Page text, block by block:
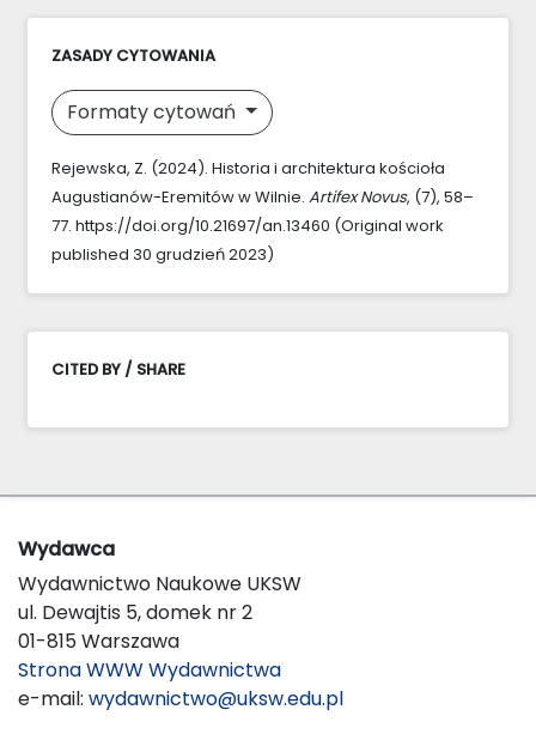
ZASADY CYTOWANIA
Formaty cytowań
Rejewska, Z. (2024). Historia i architektura kościoła
Augustianów-Eremitów w Wilnie. Artifex Novus, (7), 58–
77. https://doi.org/10.21697/an.13460 (Original work
published 30 grudzień 2023)
CITED BY / SHARE
Wydawca
Wydawnictwo Naukowe UKSW
ul. Dewajtis 5, domek nr 2
01-815 Warszawa
Strona WWW Wydawnictwa
e-mail: wydawnictwo@uksw.edu.pl